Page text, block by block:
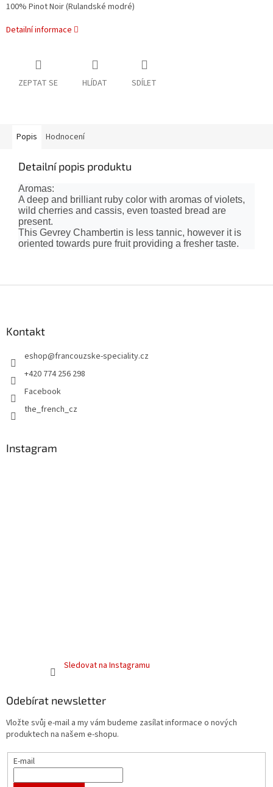
100% Pinot Noir (Rulandské modré)
Detailní informace
ZEPTAT SE HLÍDAT SDÍLET
Popis Hodnocení
Detailní popis produktu
Aromas:
A deep and brilliant ruby ​​color with aromas of violets,
wild cherries and cassis, even toasted bread are
present.
This Gevrey Chambertin is less tannic, however it is
oriented towards pure fruit providing a fresher taste.
Kontakt
eshop@francouzske-speciality.cz
+420 774 256 298
Facebook
the_french_cz
Instagram
Sledovat na Instagramu
Odebírat newsletter
Vložte svůj e-mail a my vám budeme zasílat informace o nových
produktech na našem e-shopu.
E-mail